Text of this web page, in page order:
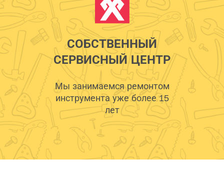
СОБСТВЕННЫЙ
СЕРВИСНЫЙ ЦЕНТР
Мы занимаемся ремонтом
инструмента уже более 15
лет